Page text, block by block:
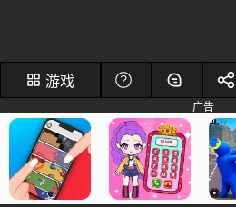
游戏
广告